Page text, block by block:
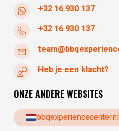
+32 16 930 137
+32 16 930 137
Heb je een klacht?
ONZE ANDERE WEBSITES
bbqexperiencecenter.nl